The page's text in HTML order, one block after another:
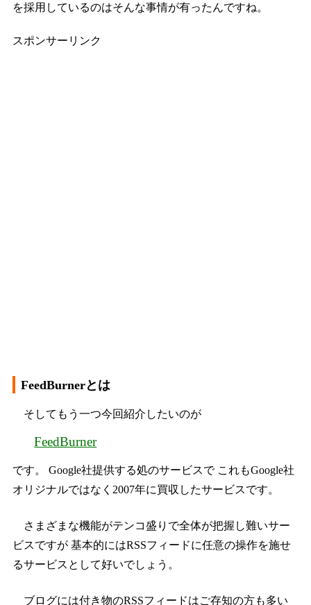
を採用しているのはそんな事情が有ったんですね。
スポンサーリンク
FeedBurnerとは
そしてもう一つ今回紹介したいのが
FeedBurner
です。 Google社提供する処のサービスで これもGoogle社
オリジナルではなく2007年に買収したサービスです。
さまざまな機能がテンコ盛りで全体が把握し難いサー
ビスですが 基本的にはRSSフィードに任意の操作を施せ
るサービスとして好いでしょう。
ブログには付き物のRSSフィードはご存知の方も多い